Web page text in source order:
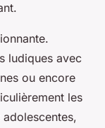
ludiques avec
ou encore
les